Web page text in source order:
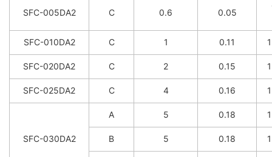
SFC-005DA2 C 0.6 0.05
SFC-010DA2 C 1 0.11
SFC-020DA2 C 2 0.15
SFC-025DA2 C 4 0.16
SFC-030DA2
A 5 0.18
B 5 0.18